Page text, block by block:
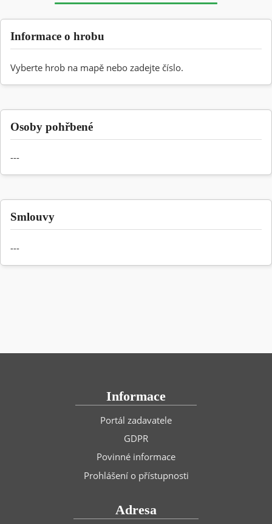
Informace o hrobu
Vyberte hrob na mapě nebo zadejte číslo.
Osoby pohřbené
---
Smlouvy
---
Informace
Portál zadavatele
GDPR
Povinné informace
Prohlášení o přístupnosti
Adresa